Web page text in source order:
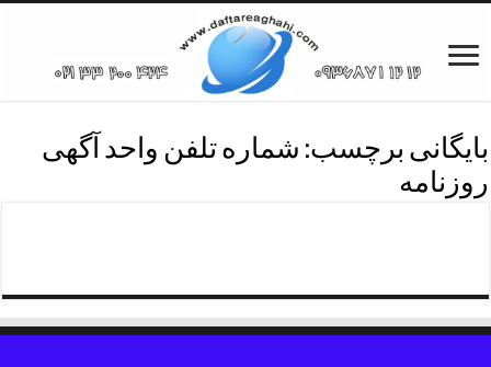
بایگانی برچسب: شماره تلفن واحد آگهی
روزنامه